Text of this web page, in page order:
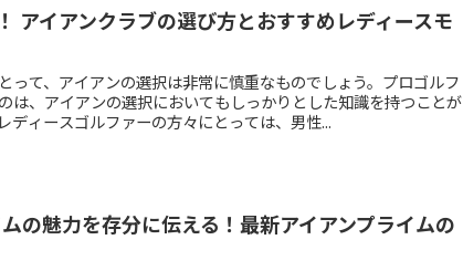
アイアンクラブの選び方とおすすめレディースモ
って、アイアンの選択は非常に慎重なものでしょう。プロゴルフ
は、アイアンの選択においてもしっかりとした知識を持つことが
ディースゴルファーの方々にとっては、男性...
の魅力を存分に伝える！最新アイアンプライムの